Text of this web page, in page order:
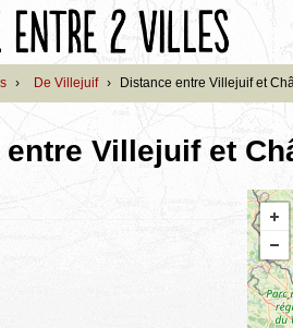
› De Villejuif › Distance entre Villejuif et
Villejuif et